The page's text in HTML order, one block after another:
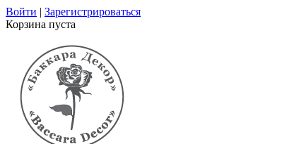
Войти | Зарегистрироваться
Корзина пуста